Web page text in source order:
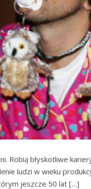
Robią błyskotliwe
ludzi w wieku
jeszcze 50 lat […]